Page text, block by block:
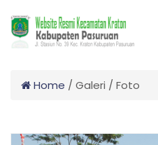
Home / Galeri / Foto